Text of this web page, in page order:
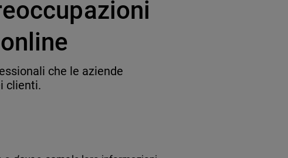
che le aziende
clienti.